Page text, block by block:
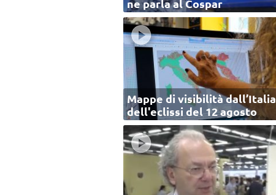
ne parla al Cospar
Mappe di visibilità dall’Italia
dell'eclissi del 12 agosto